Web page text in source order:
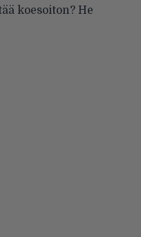
koesoiton? He